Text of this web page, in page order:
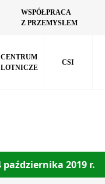
WSPÓŁPRACA
Z PRZEMYSŁEM
CENTRUM
LOTNICZE
CSI
października 2019 r.